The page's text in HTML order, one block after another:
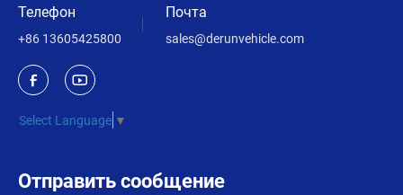
Телефон
+86 13605425800
Почта
sales@derunvehicle.com
Select Language ▼
Отправить сообщение